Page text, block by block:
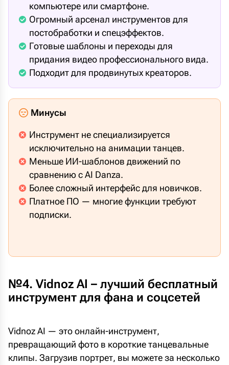
компьютере или смартфоне.
Огромный арсенал инструментов для
постобработки и спецэффектов.
Готовые шаблоны и переходы для
придания видео профессионального вида.
Подходит для продвинутых креаторов.
Минусы
Инструмент не специализируется
исключительно на анимации танцев.
Меньше ИИ-шаблонов движений по
сравнению с AI Danza.
Более сложный интерфейс для новичков.
Платное ПО — многие функции требуют
подписки.
№4. Vidnoz AI – лучший бесплатный
инструмент для фана и соцсетей
Vidnoz AI — это онлайн-инструмент,
превращающий фото в короткие танцевальные
клипы. Загрузив портрет, вы можете за несколько